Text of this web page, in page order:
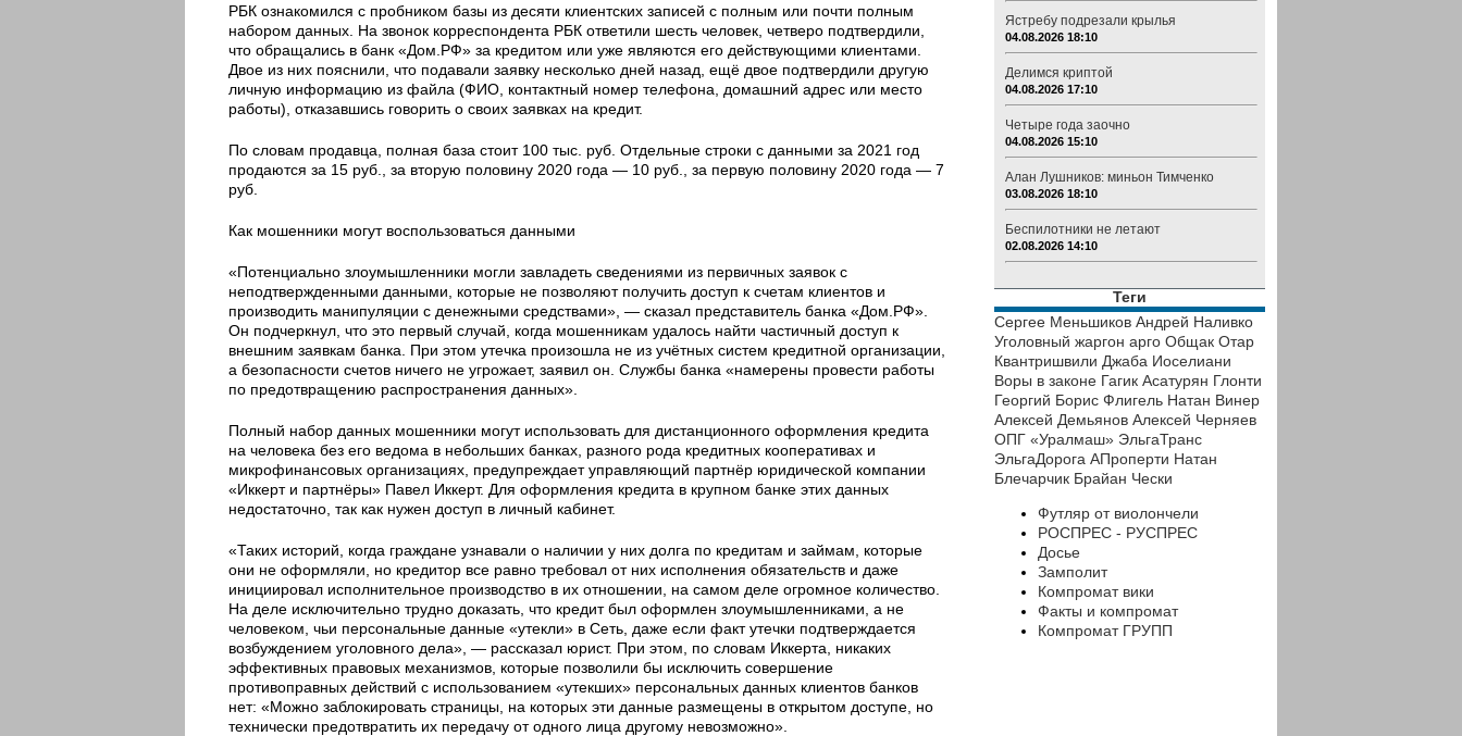
РБК ознакомился с пробником базы из десяти клиентских записей c полным или почти полным
набором данных. На звонок корреспондента РБК ответили шесть человек, четверо подтвердили,
что обращались в банк «Дом.РФ» за кредитом или уже являются его действующими клиентами.
Двое из них пояснили, что подавали заявку несколько дней назад, ещё двое подтвердили другую
личную информацию из файла (ФИО, контактный номер телефона, домашний адрес или место
работы), отказавшись говорить о своих заявках на кредит.
По словам продавца, полная база стоит 100 тыс. руб. Отдельные строки с данными за 2021 год
продаются за 15 руб., за вторую половину 2020 года — 10 руб., за первую половину 2020 года — 7
руб.
Как мошенники могут воспользоваться данными
«Потенциально злоумышленники могли завладеть сведениями из первичных заявок с
неподтвержденными данными, которые не позволяют получить доступ к счетам клиентов и
производить манипуляции с денежными средствами», — сказал представитель банка «Дом.РФ».
Он подчеркнул, что это первый случай, когда мошенникам удалось найти частичный доступ к
внешним заявкам банка. При этом утечка произошла не из учётных систем кредитной организации,
а безопасности счетов ничего не угрожает, заявил он. Службы банка «намерены провести работы
по предотвращению распространения данных».
Полный набор данных мошенники могут использовать для дистанционного оформления кредита
на человека без его ведома в небольших банках, разного рода кредитных кооперативах и
микрофинансовых организациях, предупреждает управляющий партнёр юридической компании
«Иккерт и партнёры» Павел Иккерт. Для оформления кредита в крупном банке этих данных
недостаточно, так как нужен доступ в личный кабинет.
«Таких историй, когда граждане узнавали о наличии у них долга по кредитам и займам, которые
они не оформляли, но кредитор все равно требовал от них исполнения обязательств и даже
инициировал исполнительное производство в их отношении, на самом деле огромное количество.
На деле исключительно трудно доказать, что кредит был оформлен злоумышленниками, а не
человеком, чьи персональные данные «утекли» в Сеть, даже если факт утечки подтверждается
возбуждением уголовного дела», — рассказал юрист. При этом, по словам Иккерта, никаких
эффективных правовых механизмов, которые позволили бы исключить совершение
противоправных действий с использованием «утекших» персональных данных клиентов банков
нет: «Можно заблокировать страницы, на которых эти данные размещены в открытом доступе, но
технически предотвратить их передачу от одного лица другому невозможно».
Ястребу подрезали крылья
04.08.2026 18:10
Делимся криптой
04.08.2026 17:10
Четыре года заочно
04.08.2026 15:10
Алан Лушников: миньон Тимченко
03.08.2026 18:10
Беспилотники не летают
02.08.2026 14:10
Теги
Сергее Меньшиков Андрей Наливко
Уголовный жаргон арго Общак Отар
Квантришвили Джаба Иоселиани
Воры в законе Гагик Асатурян Глонти
Георгий Борис Флигель Натан Винер
Алексей Демьянов Алексей Черняев
ОПГ «Уралмаш» ЭльгаТранс
ЭльгаДорога АПроперти Натан
Блечарчик Брайан Чески
Футляр от виолончели
РОСПРЕС - РУСПРЕС
Досье
Замполит
Компромат вики
Факты и компромат
Компромат ГРУПП